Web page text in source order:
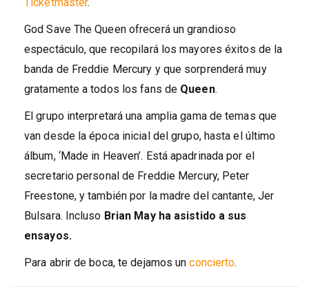
God Save The Queen ofrecerá un grandioso
espectáculo, que recopilará los mayores éxitos de la
banda de Freddie Mercury y que sorprenderá muy
gratamente a todos los fans de Queen.
El grupo interpretará una amplia gama de temas que
van desde la época inicial del grupo, hasta el último
álbum, ‘Made in Heaven’. Está apadrinada por el
secretario personal de Freddie Mercury, Peter
Freestone, y también por la madre del cantante, Jer
Bulsara. Incluso Brian May ha asistido a sus
ensayos.
Para abrir de boca, te dejamos unconcierto.